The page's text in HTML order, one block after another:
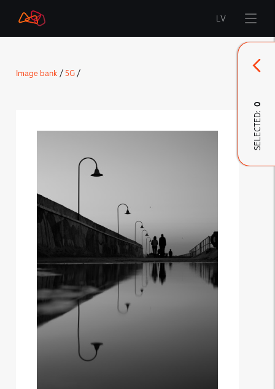
Start
Downloads and news
LV
Image bank /5G/
SELECTED:
0